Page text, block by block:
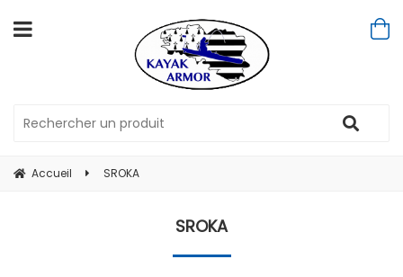
Accueil SROKA
SROKA